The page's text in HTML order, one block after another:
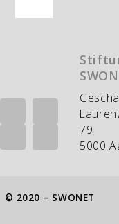
79
5000
© 2020 – SWONET